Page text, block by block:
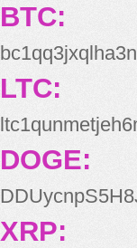
BTC:
LTC:
DOGE:
XRP: